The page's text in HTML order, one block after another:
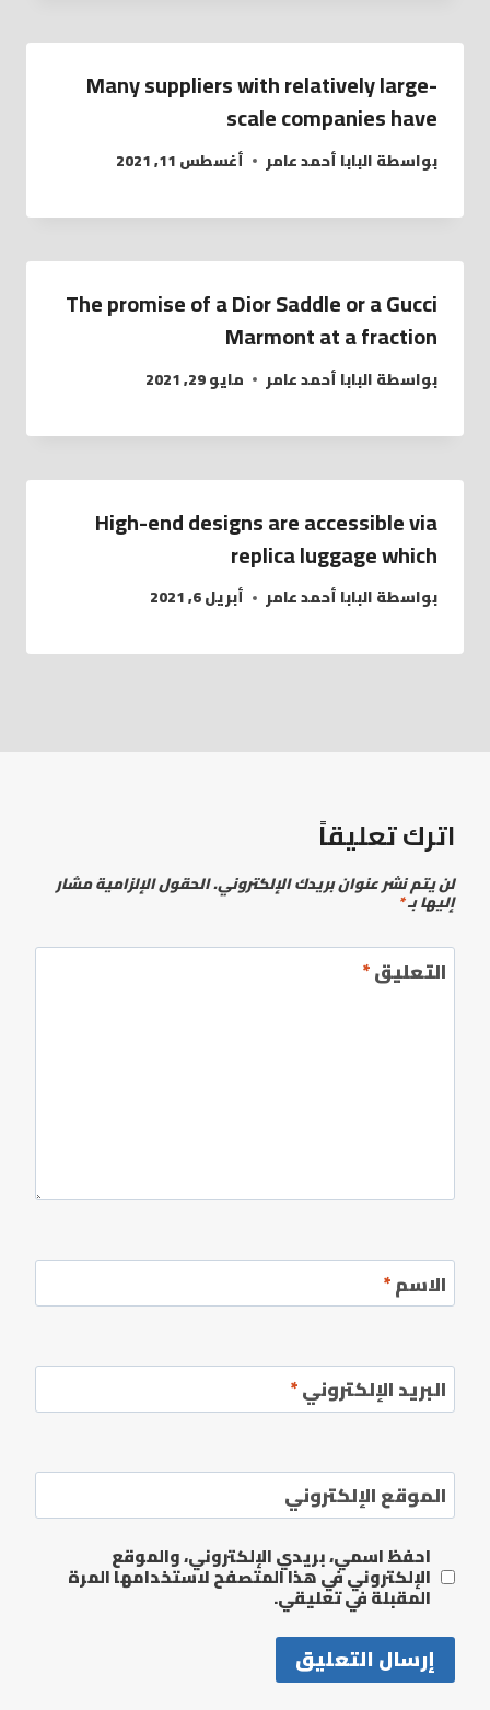
Many suppliers with relatively large-
scale companies have
بواسطةالبابا أحمد عامر أغسطس 11, 2021
The promise of a Dior Saddle or a Gucci
Marmont at a fraction
بواسطةالبابا أحمد عامر مايو 29, 2021
High-end designs are accessible via
replica luggage which
بواسطةالبابا أحمد عامر أبريل 6, 2021
اترك تعليقاً
لن يتم نشر عنوان بريدك الإلكتروني.الحقول الإلزامية مشار
إليها بـ*
التعليق*
الاسم*
البريد الإلكتروني*
الموقع الإلكتروني
احفظ اسمي، بريدي الإلكتروني، والموقع
الإلكتروني في هذا المتصفح لاستخدامها المرة
المقبلة في تعليقي.